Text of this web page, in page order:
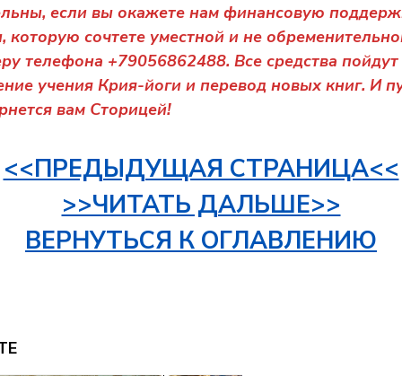
если вы окажете нам финансовую
сочтете уместной и не
телефона +79056862488. Все средства пойдут
учения Крия-йоги и перевод новых книг. И
вам Сторицей!
<<ПРЕДЫДУЩАЯ СТРАНИЦА<<
>>ЧИТАТЬ ДАЛЬШЕ>>
ВЕРНУТЬСЯ К ОГЛАВЛЕНИЮ